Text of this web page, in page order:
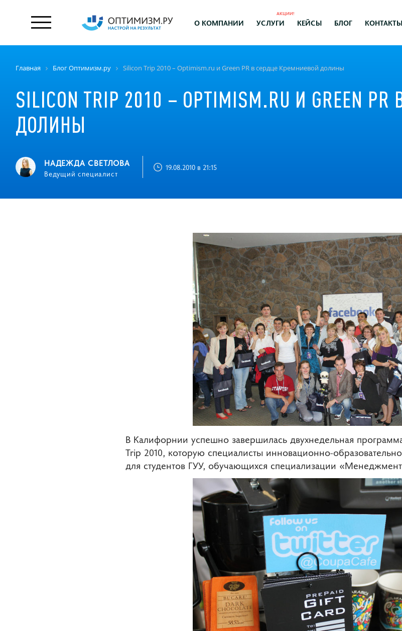
О КОМПАНИИ УСЛУГИ
АКЦИИ!
КЕЙСЫ БЛОГ КОНТАКТЫ
Главная Блог Оптимизм.ру Silicon Trip 2010 – Optimism.ru и Green PR в сердце Кремниевой долины
SILICON TRIP 2010 – OPTIMISM.RU И GREEN
ДОЛИНЫ
НАДЕЖДА СВЕТЛОВА
Ведущий специалист
19.08.2010 в 21:15
В Калифорнии успешно завершилась двухнедельная
Trip 2010, которую специалисты инновационно-
для студентов ГУУ, обучающихся специализации